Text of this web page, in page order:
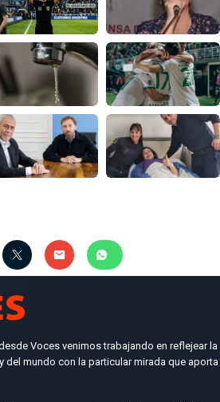
Voces venimos trabajando en reflejear la
del mundo con la particular mirada que aporta